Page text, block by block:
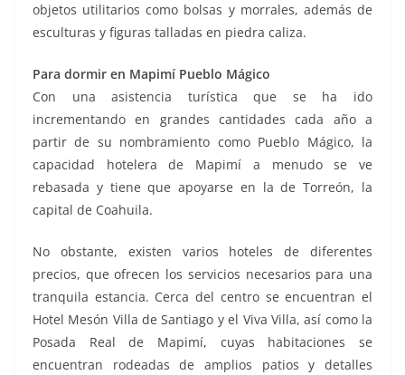
objetos utilitarios como bolsas y morrales, además de
esculturas y figuras talladas en piedra caliza.
Para dormir en Mapimí Pueblo Mágico
Con una asistencia turística que se ha ido
incrementando en grandes cantidades cada año a
partir de su nombramiento como Pueblo Mágico, la
capacidad hotelera de Mapimí a menudo se ve
rebasada y tiene que apoyarse en la de Torreón, la
capital de Coahuila.
No obstante, existen varios hoteles de diferentes
precios, que ofrecen los servicios necesarios para una
tranquila estancia. Cerca del centro se encuentran el
Hotel Mesón Villa de Santiago y el Viva Villa, así como la
Posada Real de Mapimí, cuyas habitaciones se
encuentran rodeadas de amplios patios y detalles